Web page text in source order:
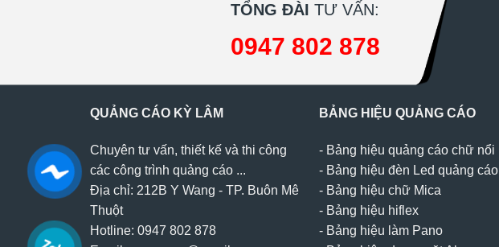
TỔNG ĐÀI TƯ VẤN:
0947 802 878
QUẢNG CÁO KỲ LÂM
Chuyên tư vấn, thiết kế và thi công
các công trình quảng cáo ...
Địa chỉ: 212B Y Wang - TP. Buôn Mê
Thuột
Hotline: 0947 802 878
BẢNG HIỆU QUẢNG CÁO
- Bảng hiệu quảng cáo chữ nổi
- Bảng hiệu đèn Led quảng cáo
- Bảng hiệu chữ Mica
- Bảng hiệu hiflex
- Bảng hiệu làm Pano